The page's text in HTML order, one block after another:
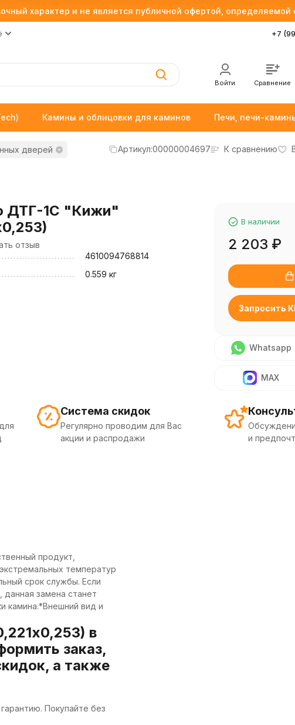
характер и не является публичной офертой, определяемой
+7
Войти Сравнение
Камины и облицовки для каминов Печи, печи-
дверей
Артикул:00000004697 К сравнению
ДТГ-1С "Кижи"
отзыв
4610094768814
0.559 кг
В наличии
2 203 ₽
Запросить
Whatsapp
MAX
Система скидок
Регулярно проводим для Вас
акции и распродажи
и
продукт,
температур
срок службы. Если
замена станет
камина.*Внешний вид и
в
заказ,
а также
Покупайте без